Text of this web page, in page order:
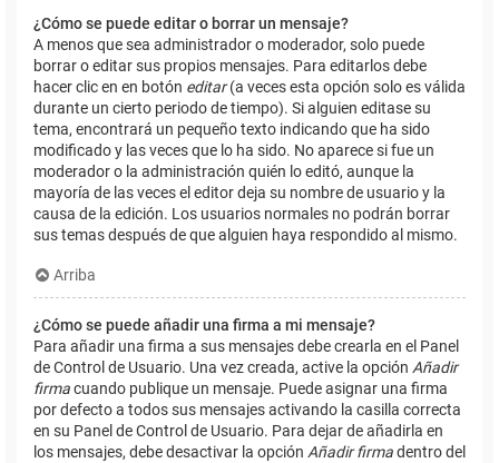
¿Cómo se puede editar o borrar un mensaje?
A menos que sea administrador o moderador, solo puede
borrar o editar sus propios mensajes. Para editarlos debe
hacer clic en en botón editar(a veces esta opción solo es válida
durante un cierto periodo de tiempo). Si alguien editase su
tema, encontrará un pequeño texto indicando que ha sido
modificado y las veces que lo ha sido. No aparece si fue un
moderador o la administración quién lo editó, aunque la
mayoría de las veces el editor deja su nombre de usuario y la
causa de la edición. Los usuarios normales no podrán borrar
sus temas después de que alguien haya respondido al mismo.
Arriba
¿Cómo se puede añadir una firma a mi mensaje?
Para añadir una firma a sus mensajes debe crearla en el Panel
de Control de Usuario. Una vez creada, active la opción Añadir
firmacuando publique un mensaje. Puede asignar una firma
por defecto a todos sus mensajes activando la casilla correcta
en su Panel de Control de Usuario. Para dejar de añadirla en
los mensajes, debe desactivar la opción Añadir firmadentro del